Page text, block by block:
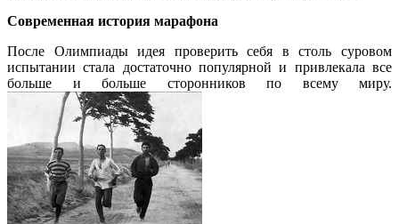
Современная история марафона
После Олимпиады идея проверить себя в столь суровом
испытании стала достаточно популярной и привлекала все
больше и больше сторонников по всему миру.